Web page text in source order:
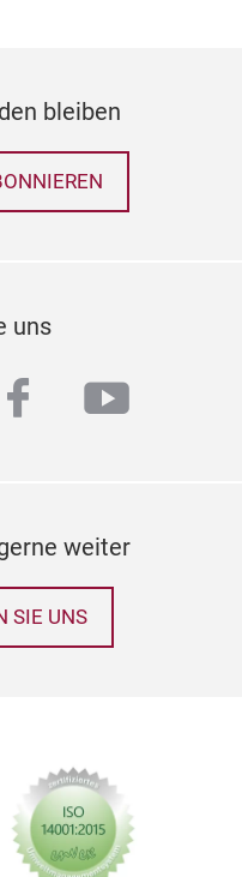
bleiben
uns
facebook
weiter
SIE UNS